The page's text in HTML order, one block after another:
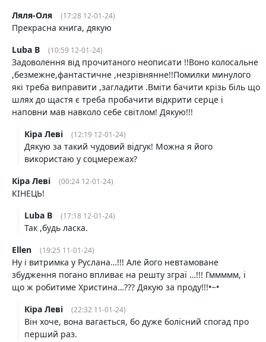
Ляля-Оля
(17:28 12-01-24)
Прекрасна книга, дякую
Luba B
(10:59 12-01-24)
Задоволення від прочитаного неописати !!Воно колосальне
,безмежне,фантастичне ,незрівнянне!!Помилки минулого
які треба виправити ,загладити .Вміти бачити крізь біль що
шлях до щастя є треба пробачити відкрити серце і
наповни мав навколо себе світлом! Дякую!!!
Кіра Леві
(12:19 12-01-24)
Дякую за такий чудовий відгук! Можна я його
використаю у соцмережах?
Кіра Леві
(00:24 12-01-24)
КІНЕЦЬ!
Luba B
(17:18 12-01-24)
Так ,будь ласка.
Ellen
(19:25 11-01-24)
Ну і витримка у Руслана…!!! Але його невтамоване
збудження погано впливає на решту зграї …!!! Гммммм, і
що ж робитиме Христина…??? Дякую за проду!!!•~•
Кіра Леві
(22:32 11-01-24)
Він хоче, вона вагається, бо дуже болісний спогад про
перший раз.